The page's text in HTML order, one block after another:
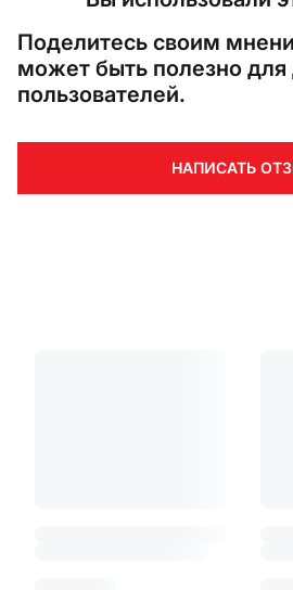
Поделитесь своим
может быть полезно для
пользователей.
НАПИСАТЬ